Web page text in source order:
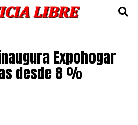
Expohogar
desde 8 %